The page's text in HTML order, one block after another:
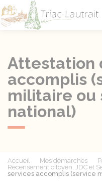
Attestation
accomplis
militaire ou
national)
Accueil Mes démarches
Recensement citoyen, JDC et
services accomplis (service